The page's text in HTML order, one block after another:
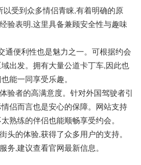
以受到众多情侣青睐,有着明确的原
验表明,这里具备兼顾安全性与趣味
通便利性也是魅力之一。可根据约会
出发。拥有大量公道卡丁车,因此也
能一同享受乐趣。
验者的高满意度。针对外国驾驶者引
侣而言也是安心的保障。网站支持
熟练的伴侣也能顺畅享受约会。
头的体验,获得了众多用户的支持。
务,建议查看官网最新信息。